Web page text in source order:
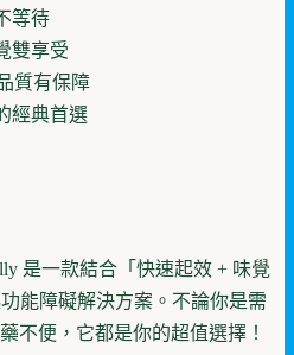
等待
雙享受
質有保障
經典首選
是一款結合「快速起效 + 味覺
能障礙解決方案。不論你是需
不便，它都是你的超值選擇！